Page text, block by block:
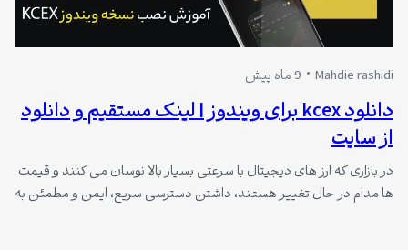
Mahdie rashidi 9 ماه پیش
دانلود kcex برای ویندوز | لینک مستقیم و دانلود
از سایت
در بازاری که ارز های دیجیتال با سرعتی بسیار بالا نوسان می کنند و قیمت
ها مدام در حال تغییر هستند، داشتن دسترسی سریع، ایمن و مطمئن به